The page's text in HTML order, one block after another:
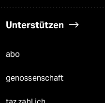
Unterstützen
abo
genossenschaft